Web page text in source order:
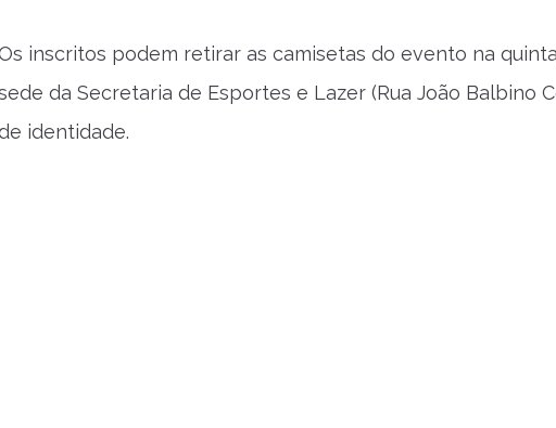
inscritos podem retirar as camisetas do evento na
da Secretaria de Esportes e Lazer (Rua João
identidade.